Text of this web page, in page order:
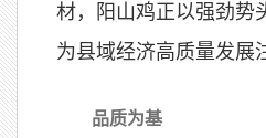
材，阳山鸡正以强劲势
为县域经济高质量发展
品质为基